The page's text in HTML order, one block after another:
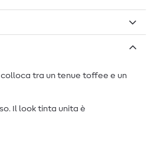
tra un tenue toffee e un
Il look tinta unita è